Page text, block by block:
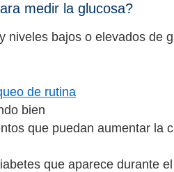
medir la glucosa?
niveles bajos o elevados de
de rutina
bien
que puedan aumentar la
que aparece durante